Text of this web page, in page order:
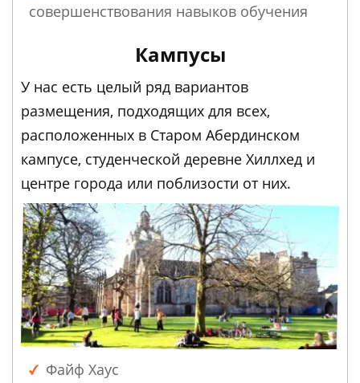
совершенствования навыков обучения
Кампусы
У нас есть целый ряд вариантов
размещения, подходящих для всех,
расположенных в Старом Абердинском
кампусе, студенческой деревне Хиллхед и
центре города или поблизости от них.
Файф Хаус